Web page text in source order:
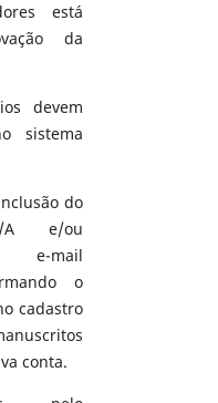
está
da
devem
sistema
do
A e/ou
e-mail
o
cadastro
conta.